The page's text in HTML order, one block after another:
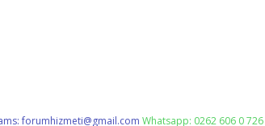
forumhizmeti@gmail.com Whatsapp: 0262 606 0 726